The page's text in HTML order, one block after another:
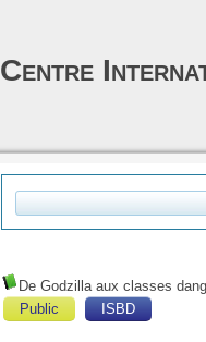
De Godzilla aux classes
Public
ISBD
Centre